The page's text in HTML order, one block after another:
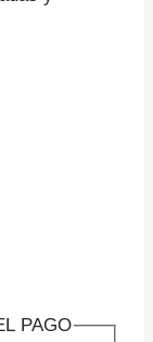
PAGO